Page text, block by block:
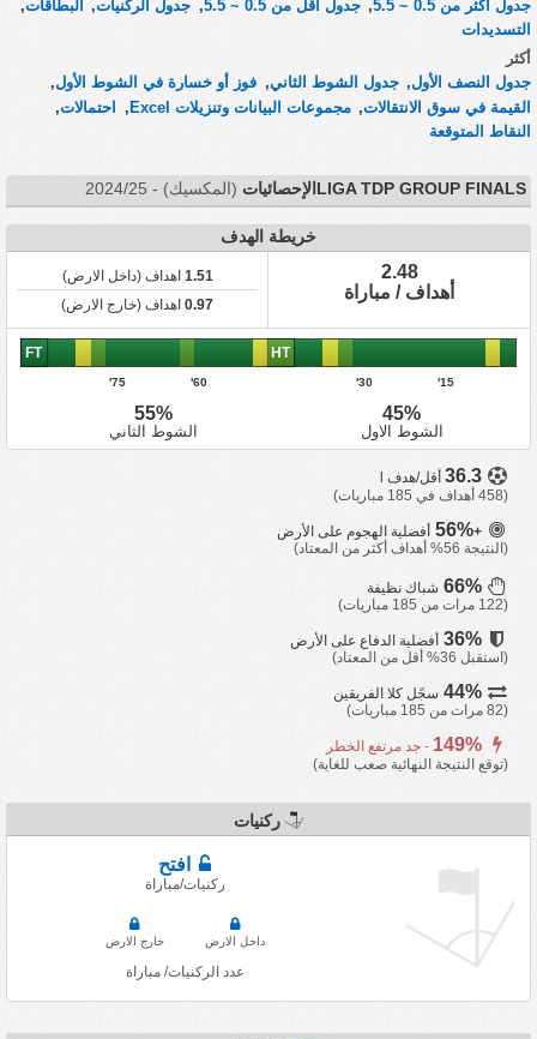
جدول أكثر من 0.5 ~ 5.5 , جدول أقل من 0.5 ~ 5.5 , جدول الركنيات, البطاقات,
التسديدات
أكثر
جدول النصف الأول, جدول الشوط الثاني, فوز أو خسارة في الشوط الأول,
القيمة في سوق الانتقالات, مجموعات البيانات وتنزيلات Excel , احتمالات,
النقاط المتوقعة
LIGA TDP GROUP FINALSالإحصائيات (المكسيك) - 2024/25
خريطة الهدف
2.48
أهداف / مباراة
1.51 اهداف (داخل الارض)
0.97 اهداف (خارج الارض)
15'
30'
HT
60'
75'
FT
45%
الشوط الاول
55%
الشوط الثاني
أقل/هدف l
(458 أهداف في 185 مباريات)
+
56% أفضلية الهجوم على الأرض
(النتيجة 56% أهداف أكثر من المعتاد)
شباك نظيفة
(122 مرات من 185 مباريات)
أفضلية الدفاع على الأرض
(استقبل 36% أقل من المعتاد)
سجًل كلا الفريقين
(82 مرات من 185 مباريات)
- جد مرتفع الخطر
(توقع النتيجة النهائية صعب للغاية)
ركنيات
افتح
ركنيات/مباراة
خارج الارض داخل الارض
عدد الركنيات/ مباراة